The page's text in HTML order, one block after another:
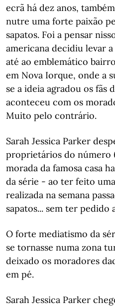
ecrã há dez anos,
nutre uma forte paixão
sapatos. Foi a pensar
americana decidiu levar
até ao emblemático
em Nova Iorque, onde a
se a ideia agradou os fãs
aconteceu com os
Muito pelo contrário.
Sarah Jessica Parker
proprietários do número
morada da famosa casa
da série - ao ter feito
realizada na semana
sapatos... sem ter pedido
O forte mediatismo da
se tornasse numa zona
deixado os moradores
em pé.
Sarah Jessica Parker